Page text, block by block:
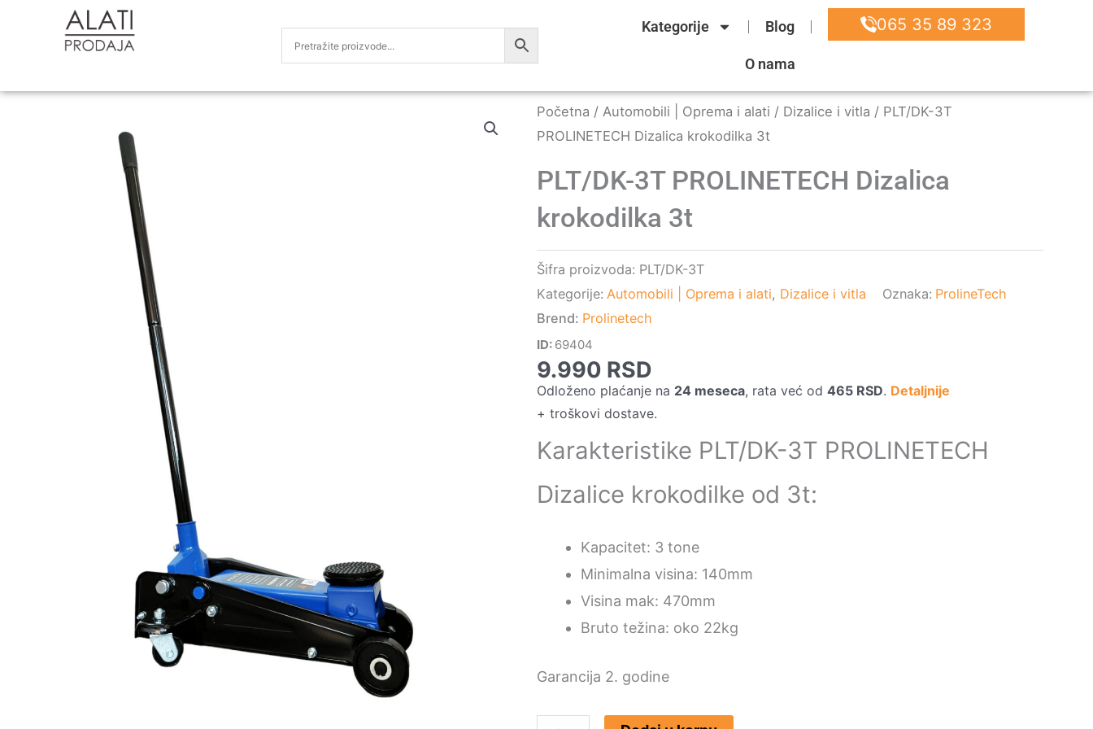
Kategorije Blog
O nama
065 35 89 323
Početna / Automobili | Oprema i alati / Dizalice i vitla / PLT/DK-3T
PROLINETECH Dizalica krokodilka 3t
PLT/DK-3T PROLINETECH Dizalica
krokodilka 3t
Šifra proizvoda: PLT/DK-3T
Kategorije: Automobili | Oprema i alati, Dizalice i vitla Oznaka: ProlineTech
Brend: Prolinetech
ID: 69404
9.990 RSD
Odloženo plaćanje na 24 meseca, rata već od 465 RSD. Detaljnije
+ troškovi dostave.
Karakteristike PLT/DK-3T PROLINETECH
Dizalice krokodilke od 3t:
Kapacitet: 3 tone
Minimalna visina: 140mm
Visina mak: 470mm
Bruto težina: oko 22kg
Garancija 2. godine